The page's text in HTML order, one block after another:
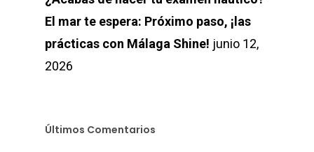
El mar te espera: Próximo paso, ¡las
prácticas con Málaga Shine! junio 12,
2026
Últimos Comentarios